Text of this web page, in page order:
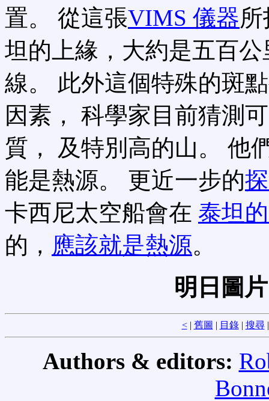
置。 從這張VIMS 儀器
坦的上緣，大約是五百
線。 此外這個特殊的斑
因素， 科學家目前猜測
質， 及特別高的山。 他
能是熱源。 更近一步的
卡西尼太空船會在 泰坦
的， 應該就是熱源。
明日圖
<| 舊圖 | 目錄| 搜尋
Authors & editors: